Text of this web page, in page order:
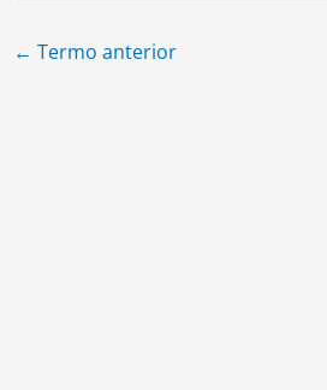
← Termo anterior